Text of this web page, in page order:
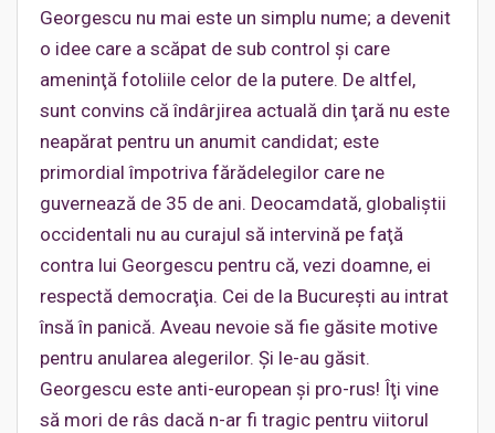
Georgescu nu mai este un simplu nume; a devenit
o idee care a scăpat de sub control şi care
ameninţă fotoliile celor de la putere. De altfel,
sunt convins că îndârjirea actuală din ţară nu este
neapărat pentru un anumit candidat; este
primordial împotriva fărădelegilor care ne
guvernează de 35 de ani. Deocamdată, globaliştii
occidentali nu au curajul să intervină pe faţă
contra lui Georgescu pentru că, vezi doamne, ei
respectă democraţia. Cei de la Bucureşti au intrat
însă în panică. Aveau nevoie să fie găsite motive
pentru anularea alegerilor. Şi le-au găsit.
Georgescu este anti-european şi pro-rus! Îţi vine
să mori de râs dacă n-ar fi tragic pentru viitorul